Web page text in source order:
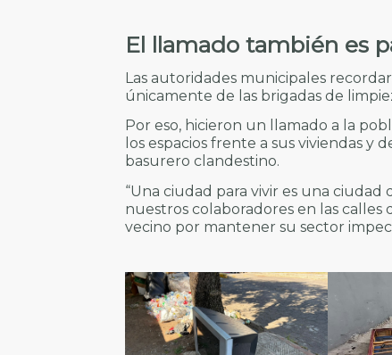
El llamado también es
Las autoridades municipales
únicamente de las brigadas de
Por eso, hicieron un llamado a la
los espacios frente a sus viviendas
basurero clandestino.
“Una ciudad para vivir es una
nuestros colaboradores en las
vecino por mantener su sector